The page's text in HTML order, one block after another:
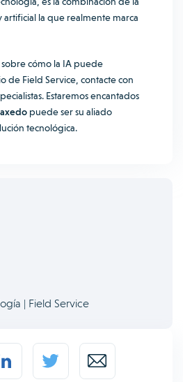
artificial la que realmente marca
sobre cómo la IA puede
de Field Service, contacte con
Estaremos encantados
puede ser su aliado
tecnológica.
| Field Service